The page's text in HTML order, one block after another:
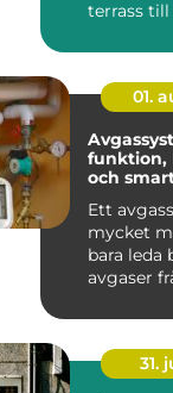
terrass
anvä...
01.
funktion,
och
Ett
mycket
bara leda
avgaser
31.